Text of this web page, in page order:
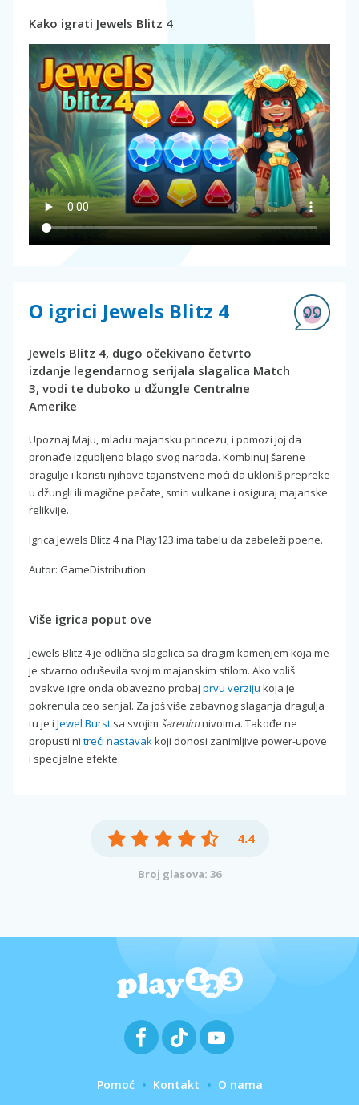
Kako igrati Jewels Blitz 4
O igrici Jewels Blitz 4
Jewels Blitz 4, dugo očekivano četvrto
izdanje legendarnog serijala slagalica Match
3, vodi te duboko u džungle Centralne
Amerike
Upoznaj Maju, mladu majansku princezu, i pomozi joj da
pronađe izgubljeno blago svog naroda. Kombinuj šarene
dragulje i koristi njihove tajanstvene moći da ukloniš prepreke
u džungli ili magične pečate, smiri vulkane i osiguraj majanske
relikvije.
Igrica Jewels Blitz 4 na Play123 ima tabelu da zabeleži poene.
Autor: GameDistribution
Više igrica poput ove
Jewels Blitz 4 je odlična slagalica sa dragim kamenjem koja me
je stvarno oduševila svojim majanskim stilom. Ako voliš
ovakve igre onda obavezno probaj prvu verziju koja je
pokrenula ceo serijal. Za još više zabavnog slaganja dragulja
tu je i Jewel Burst sa svojim šarenimnivoima. Takođe ne
propusti ni treći nastavakkoji donosi zanimljive power-upove
i specijalne efekte.
4.4
Broj glasova: 36
Pomoć Kontakt O nama